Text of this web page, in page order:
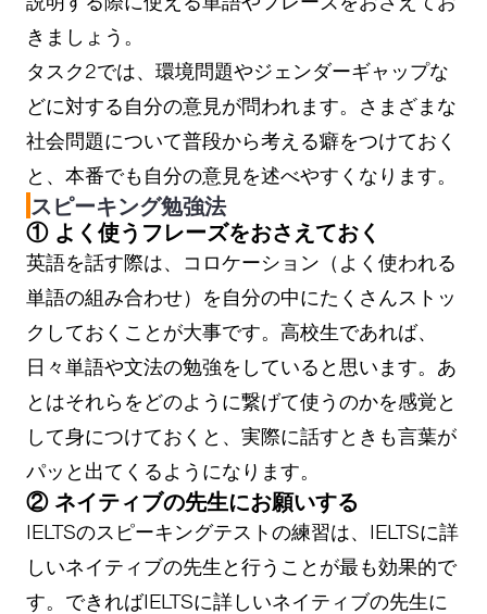
きましょう。
タスク2では、環境問題やジェンダーギャップな
どに対する自分の意見が問われます。さまざまな
社会問題について普段から考える癖をつけておく
と、本番でも自分の意見を述べやすくなります。
スピーキング勉強法
① よく使うフレーズをおさえておく
英語を話す際は、コロケーション（よく使われる
単語の組み合わせ）を自分の中にたくさんストッ
クしておくことが大事です。高校生であれば、
日々単語や文法の勉強をしていると思います。あ
とはそれらをどのように繋げて使うのかを感覚と
して身につけておくと、実際に話すときも言葉が
パッと出てくるようになります。
② ネイティブの先生にお願いする
IELTSのスピーキングテストの練習は、IELTSに詳
しいネイティブの先生と行うことが最も効果的で
す。できればIELTSに詳しいネイティブの先生に